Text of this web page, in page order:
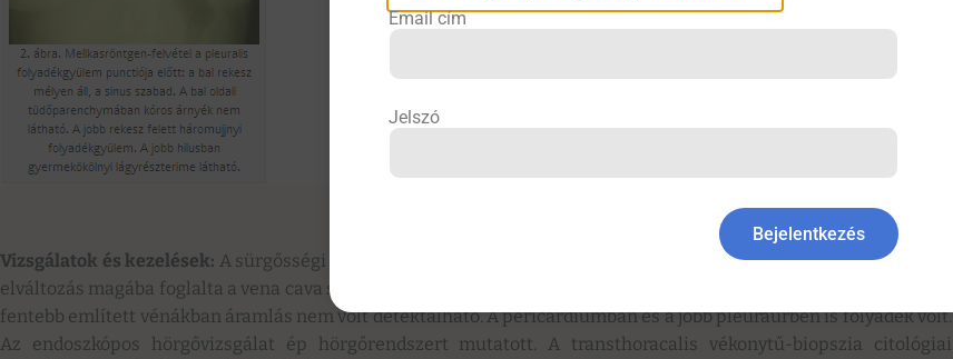
Vizsgálatok és kezelések: A sürgősségi CT-vizsgálat az elülső mediastinumban 11x7x16 cm-es lágyrészt igazolt. Az
elváltozás magába foglalta a vena cava superiort, a jobb vena jugularist és a subclavia mediastinalis szakaszát is. A
fentebb említett vénákban áramlás nem volt detektálható. A pericardiumban és a jobb pleuraűrben is folyadék volt.
Az endoszkópos hörgővizsgálat ép hörgőrendszert mutatott. A transthoracalis vékonytű-biopszia citológiai
Email cím
Jelszó
Bejelentkezés